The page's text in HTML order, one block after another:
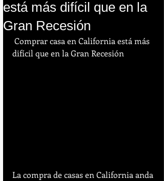
está más difícil que en la
Gran Recesión
difícil que en la Gran Recesión
La compra de casas en California anda